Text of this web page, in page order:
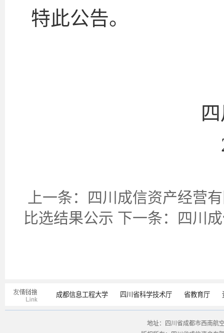
特此公告。
四川成信资
2024年
上一条： 四川成信资产经营
比选结果公示 下一条： 四川
成都信息工程大学 四川省科学技术厅 省教育厅
地址：四川省成都市西南航